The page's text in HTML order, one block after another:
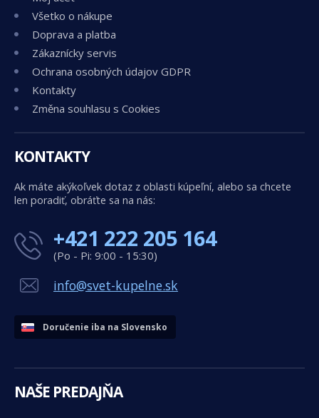
Všetko o nákupe
Doprava a platba
Zákaznícky servis
Ochrana osobných údajov GDPR
Kontakty
Změna souhlasu s Cookies
KONTAKTY
Ak máte akýkoľvek dotaz z oblasti kúpeľní, alebo sa chcete
len poradiť, obráťte sa na nás:
+421 222 205 164
(Po - Pi: 9:00 - 15:30)
info@svet-kupelne.sk
Doručenie iba na Slovensko
NAŠE PREDAJŇA